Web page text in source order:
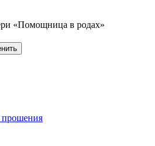
«Помощница в родах»